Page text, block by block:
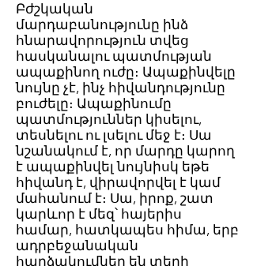
Բժշկական
մարդաբանությունը ինձ
հնարավորություն տվեց
հասկանալու պատմության
ապաքինող ուժը։ Ապաքինվելը
նույնը չէ, ինչ հիվանդությունը
բուժելը։ Ապաքինումը
պատմություններ կիսելու,
տեսնելու ու լսելու մեջ է։ Սա
նշանակում է, որ մարդը կարող
է ապաքինվել նույնիսկ եթե
հիվանդ է, վիրավորվել է կամ
մահանում է։ Սա, իրոք, շատ
կարևոր է մեզ՝ հայերիս
համար, հատկապես հիմա, երբ
ադրբեջանական
հարձակումներ են տեղի